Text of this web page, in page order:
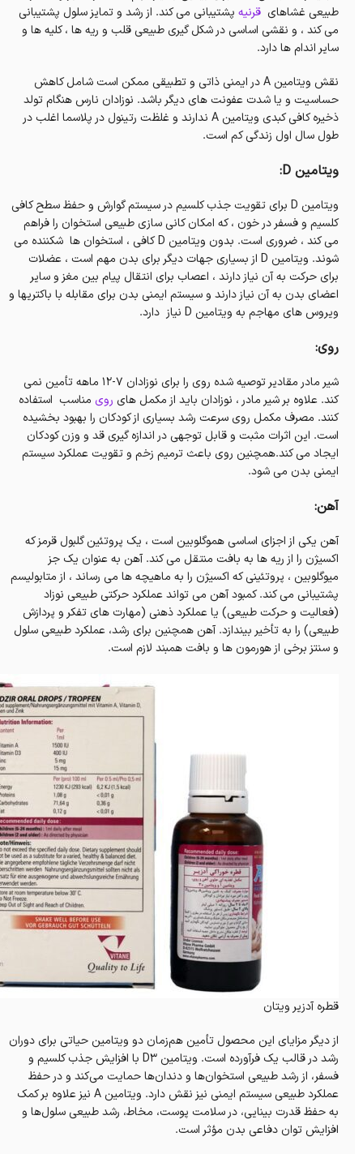
طبیعی غشاهای قرنیه پشتیبانی می کند. از رشد و تمایز سلول پشتیبانی
می کند ، و نقشی اساسی در شکل گیری طبیعی قلب و ریه ها ، کلیه ها و
سایر اندام ها دارد.
نقش ویتامین A در ایمنی ذاتی و تطبیقی ​​ممکن است شامل کاهش
حساسیت و یا شدت عفونت های دیگر باشد. نوزادان نارس هنگام تولد
ذخیره کافی کبدی ویتامین A ندارند و غلظت رتینول در پلاسما اغلب در
طول سال اول زندگی کم است.
ویتامین D:
ویتامین D برای تقویت جذب کلسیم در سیستم گوارش و حفظ سطح کافی
کلسیم و فسفر در خون ، که امکان کانی سازی طبیعی استخوان را فراهم
می کند ، ضروری است. بدون ویتامین D کافی ، استخوان ها شکننده می
شوند. ویتامین D از بسیاری جهات دیگر برای بدن مهم است ، عضلات
برای حرکت به آن نیاز دارند ، اعصاب برای انتقال پیام بین مغز و سایر
اعضای بدن به آن نیاز دارند و سیستم ایمنی بدن برای مقابله با باکتریها و
ویروس های مهاجم به ویتامین D نیاز دارد.
روی:
شیر مادر مقادیر توصیه شده روی را برای نوزادان 7-12 ماهه تأمین نمی
کند. علاوه بر شیر مادر ، نوزادان باید از مکمل های روی مناسب استفاده
کنند. مصرف مکمل روی سرعت رشد بسیاری از کودکان را بهبود بخشیده
است. این اثرات مثبت و قابل توجهی در اندازه گیری قد و وزن کودکان
ایجاد می کند.همچنین روی باعث ترمیم زخم و تقویت عملکرد سیستم
ایمنی بدن می شود.
آهن:
آهن یکی از اجزای اساسی هموگلوبین است ، یک پروتئین گلبول قرمز که
اکسیژن را از ریه ها به بافت منتقل می کند. آهن به عنوان یک جز
میوگلوبین ، پروتئینی که اکسیژن را به ماهیچه ها می رساند ، از متابولیسم
پشتیبانی می کند. کمبود آهن می تواند عملکرد حرکتی طبیعی نوزاد
(فعالیت و حرکت طبیعی) یا عملکرد ذهنی (مهارت های تفکر و پردازش
طبیعی) را به تأخیر بیندازد. آهن همچنین برای رشد، عملکرد طبیعی سلول
و سنتز برخی از هورمون ها و بافت همبند لازم است.
قطره آدزیر ویتان
از دیگر مزایای این محصول تأمین هم‌زمان دو ویتامین حیاتی برای دوران
رشد در قالب یک فرآورده است. ویتامین D3 با افزایش جذب کلسیم و
فسفر، از رشد طبیعی استخوان‌ها و دندان‌ها حمایت می‌کند و در حفظ
عملکرد طبیعی سیستم ایمنی نیز نقش دارد. ویتامین A نیز علاوه بر کمک
به حفظ قدرت بینایی، در سلامت پوست، مخاط، رشد طبیعی سلول‌ها و
افزایش توان دفاعی بدن مؤثر است.